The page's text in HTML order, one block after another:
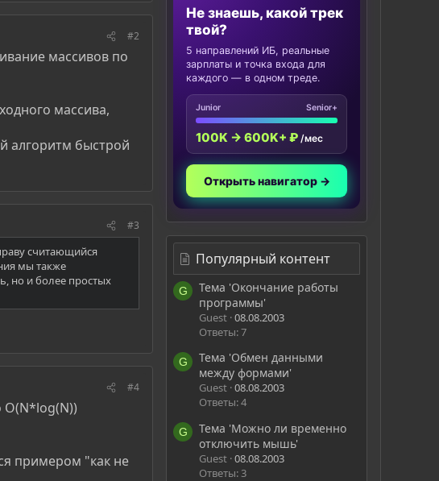
#2
массивов по
массива,
быстрой
#3
считающийся
мы также
но и более простых
#4
O(N*log(N))
примером "как не
Не знаешь, какой трек
твой?
5 направлений ИБ, реальные
зарплаты и точка входа для
каждого — в одном треде.
Junior Senior+
100K → 600K+ ₽ /мес
Открыть навигатор →
Популярный контент
G
Тема 'Окончание работы
программы'
Guest 08.08.2003
Ответы: 7
G
Тема 'Обмен данными
между формами'
Guest 08.08.2003
Ответы: 4
G
Тема 'Можно ли временно
отключить мышь'
Guest 08.08.2003
Ответы: 3